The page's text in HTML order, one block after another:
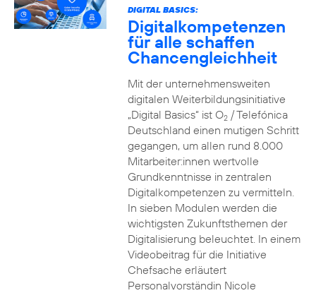
DIGITAL BASICS:
Digitalkompetenzen
für alle schaffen
Chancengleichheit
Mit der unternehmensweiten
digitalen Weiterbildungsinitiative
„Digital Basics“ ist O2/ Telefónica
Deutschland einen mutigen Schritt
gegangen, um allen rund 8.000
Mitarbeiter:innen wertvolle
Grundkenntnisse in zentralen
Digitalkompetenzen zu vermitteln.
In sieben Modulen werden die
wichtigsten Zukunftsthemen der
Digitalisierung beleuchtet. In einem
Videobeitrag für die Initiative
Chefsache erläutert
Personalvorständin Nicole